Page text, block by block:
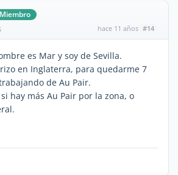
Miembro
hace 11 años #14
es Mar y soy de Sevilla.
en Inglaterra, para quedarme 7
de Au Pair.
hay más Au Pair por la zona, o